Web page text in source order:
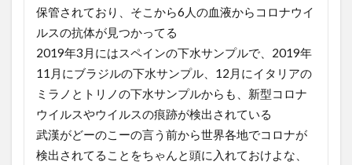
保管されており、そこから6人の血液からコロナウイ
ルスの抗体が見つかってる
2019年3月にはスペインの下水サンプルで、2019年
11月にブラジルの下水サンプル、12月にイタリアの
ミラノとトリノの下水サンプルからも、新型コロナ
ウイルスやウイルスの痕跡が検出されている
武漢がどーのこーの言う前から世界各地でコロナが
検出されてることをちゃんと頭に入れておけよな、